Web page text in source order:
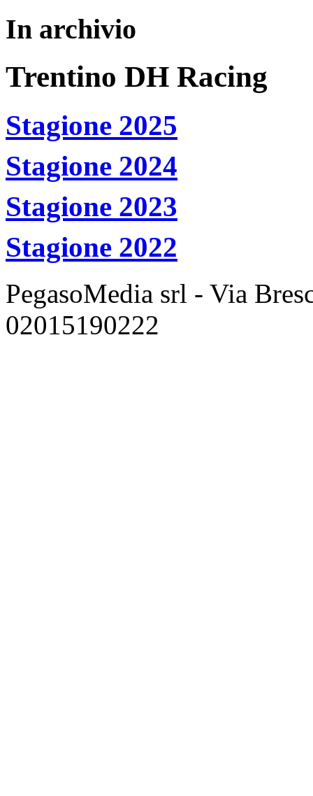
In archivio
Trentino DH Racing
Stagione 2025
Stagione 2024
Stagione 2023
Stagione 2022
PegasoMedia srl - Via
02015190222